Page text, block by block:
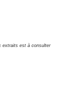
extraits est à consulter